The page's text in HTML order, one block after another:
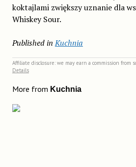
koktajlami zwiększy uznanie dla
Whiskey Sour.
Published in Kuchnia
Affiliate disclosure: we may earn a commission from
Details
More from Kuchnia